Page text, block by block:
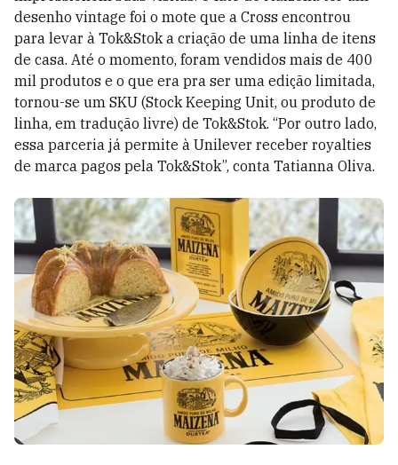
desenho vintage foi o mote que a Cross encontrou
para levar à Tok&Stok a criação de uma linha de itens
de casa. Até o momento, foram vendidos mais de 400
mil produtos e o que era pra ser uma edição limitada,
tornou-se um SKU (Stock Keeping Unit, ou produto de
linha, em tradução livre) de Tok&Stok. “Por outro lado,
essa parceria já permite à Unilever receber royalties
de marca pagos pela Tok&Stok”, conta Tatianna Oliva.